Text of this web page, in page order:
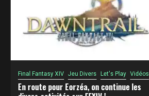
Final Fantasy XIV Jeu Divers Let's Play Vidéos
En route pour Eorzéa, on continue les